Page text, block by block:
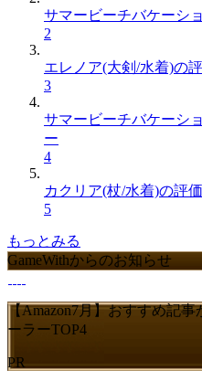
サマービーチバケーシ
2
エレノア(大剣/水着)の
3
サマービーチバケーシ
ー
4
カクリア(杖/水着)の評
5
もっとみる
GameWithからのお知らせ
【Amazon7月】おすすめ記
ーラーTOP4
PR